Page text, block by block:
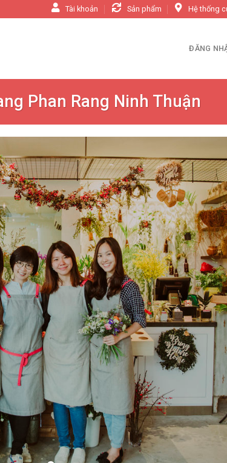
Tài khoản Sản phẩm Hệ thống
ĐĂNG
Phan Rang Ninh Thuận